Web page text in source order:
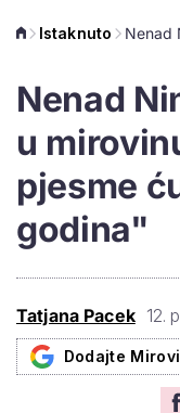
Istaknuto
Nenad
u
pjesme
godina"
Tatjana Pacek 12.
Dodajte